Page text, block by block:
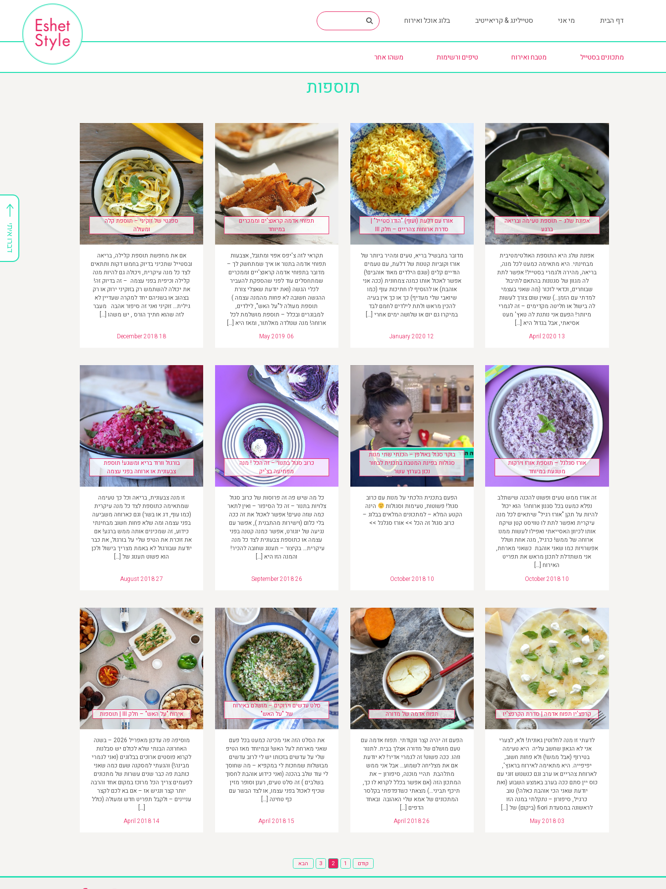
דף הבית מי אני סטיילינג & קריאייטיב בלוג אוכל ואירוח
מתכונים בסטייל מטבח ואירוח טיפים ורשימות משהו אחר
תוספות
אפונת שלג – תוספת טעימה ובריאה
ברגע
אפונת שלג היא התוספת האולטימטיבית
מבחינתי. היא מתאימה כמעט לכל מנה,
בריאה, מהירה ולגמרי בסטייל! אפשר לתת
לה מגוון של סגנונות בהתאם לתיבול
שבוחרים, וכדאי לזכור (מה שאני בעצמי
למדתי עם הזמן…) שאין שום צורך לעשות
לה בישול או חליטה מקדימים – זה לגמרי
מיותר! הפעם אני נותנת לה טאץ' מעט
אסיאתי, אבל בגדול היא […]
April 2020 13
אורז עם דלעת (ועוף) "הודו סטייל" |
סדרת ארוחות צהריים – חלק III
מדובר בתבשיל בריא, טעים ומהיר ביותר של
אורז וקוביות קטנות של דלעת, עם טעמים
הודיים קלים (שגם הילדים מאוד אוהבים!)
אפשר לאכול אותו כמנה צמחונית (ככה אני
אוהבת) או להוסיף לו חתיכות עוף (כמו
שיואבי שלי מעדיף) כך או כך אין בעיה
להכין מראש ולתת לילדים לחמם לבד
במיקרו גם יום או שלושה ימים אחרי […]
January 2020 12
תפוחי אדמה קראנצ'ים וממכרים
במיוחד
תקראי לזה צ'יפס אפוי ומתובל, אצבעות
תפוחי אדמה בתנור או איך שמתחשק לך –
מדובר בתפוחי אדמה קראנצ'יים וממכרים
שמתחסלים עוד לפני שהספקת להעביר
לכלי הגשה (ואת יודעת שאצלי צורת
ההגשה חשובה לא פחות מהמנה עצמה )
תוספת מעולה ל"על האש", לילדים,
למבוגרים ובכלל – תוספת מושלמת לכל
ארוחה! מנה שנולדה מאלתור, ומאז היא […]
May 2019 06
ספגטי של זוקיני – תוספת קלה
ומעולה
אם את מחפשת תוספת קלילה, בריאה
ובסטייל שתכיני בדיוק בחמש דקות ותתאים
לצד כל מנה עיקרית, ויכולה גם להיות מנה
קלילה וכיפית בפני עצמה – זה בדיוק זה!
את יכולה להשתמש רק בזוקיני ירוק או רק
בצהוב או בשניהם יחד למקרה שעדיין לא
גילית… זוקיני ואני זה סיפור אהבה מעבר
לזה שהוא חתיך הורס , יש משהו […]
December 2018 18
אורז סגלגל – תוספת אורז וירקות
משגעת במיוחד
זה אורז ממש טעים ופשוט להכנה שישתלב
נפלא כמעט בכל סגנון ארוחה! הוא יכול
להיות על תקן "אורז רגיל" שיתאים לכל מנה
עיקרית ואפשר לתת לו טוויסט קטן שיקח
אותו לכיוון האסייאתי ואפילו לעשות ממנו
ארוחה של ממש! כרגיל, מנה אחת ושלל
אפשרויות כמו שאני אוהבת כשאני מארחת,
אני משתדלת לתכנן מראש את תפריט
האירוח […]
October 2018 10
בוקר סגול באולפן – הכנתי שתי מנות
סגולות בפינת המטבח בתכנית לבחור
נכון בערוץ עשר
הפעם בתכנית הלכתי על מנות עם כרוב
סגול! פשוטות, טעימות וסגולות
הינה
הקטע המלא – למתכונים המלאים בבלוג –
כרוב סגול זה הכל >> אורז סגלגל >>
October 2018 10
כרוב סגול בתנור – זה הכל ! מנה
מפתיעה בצ'יק
כל מה שיש פה זה פרוסות של כרוב סגול
צלויות בתנור – זה כל הסיפור – ואין לתאר
כמה שזה טעים! אפשר לאכול את זה ככה
בלי כלום (וישירות מהתבנית ), אפשר עם
נגיעה של יוגורט, אפשר כמנה קטנה בפני
עצמה או כתוספת צבעונית לצד כל מנה
עיקרית… בקיצור – תענוג שחובה להכיר!
והמנה הזו היא […]
September 2018 26
בורגול וורוד בריא ומשגע! תוספת
צבעונית או ארוחה בפני עצמה
זו מנה צבעונית, בריאה וכל כך טעימה
שמתאימה כתוספת לצד כל מנה עיקרית
(כמו עוף, דג או בשר) וגם כארוחה משביעה
בפני עצמה ומה שלא פחות חשוב מבחינתי
כידוע, זה שמכינים אותה ממש ברגע! אם
את זוכרת את הטיפ שלי על בורגול, את כבר
יודעת שבורגול לא באמת מצריך בישול ולכן
הוא פשוט תענוג של […]
August 2018 27
קרפצ'יו תפוח אדמה | סדרת הקרפצ'יו
לדעתי זו מנה לחלוטין גאונית! ולא, לצערי
אני לא הגאון שחשב עליה היא טעימה
בטירוף (אבל ממש!) ולא פחות חשוב,
יפיפייה. היא מתאימה לאירוח בראנץ',
לארוחת צהריים או ערב וגם כנשנוש זוגי עם
כוס יין סתם ככה בערב באמצע השבוע (ואת
יודעת שאני הכי אוהבת כאלה!) טוב
כרגיל, סיפורון – נתקלתי במנה הזו
לראשונה במסעדת fiori (ביקום) של […]
May 2018 03
תפוח אדמה של מדורה
הפעם זה יהיה קצר ונקודתי. תפוח אדמה עם
טעם מושלם של מדורה אצלך בבית. לתנור
וזהו. ככה פשוט! זה לגמרי אדיר! לא יודעת
אם את מצליחה לשמוע… אבל אני ממש
מתלהבת תהיי מוכנה, סיפורון – את
המתכון הזה (אם אפשר בכלל לקרוא לו כך,
תיכף תביני…) מצאתי כשדפדפתי בקלסר
המתכונים של אמא שלי האהובה ובאחד
הדפים […]
April 2018 26
סלט עדשים וירוקים – מושלם באירוח
של "על האש"
את הסלט הזה אני מכינה כמעט בכל פעם
שאני מארחת לעל האש! ובמיוחד מאז הטיפ
שלי על עדשים בזכותו יש לי לרוב עדשים
מבושלות שמחכות לי במקפיא – מה שחוסך
לי עוד שלב בהכנה (ואני כידוע אוהבת לחסוך
בשלבים ) זה סלט טעים, רענן וסופר מזין
שכיף לאכול בפני עצמו, או לצד הבשר עם
כף טחינה […]
April 2018 15
אירוח "על האש" – חלק III | תוספות
מוסיפה פה עדכון מאפריל 2026 – בשנה
האחרונה הבנתי שלא לכולם יש סבלנות
לקרוא פוסטים ארוכים בבלוגים (ואני לגמרי
מבינה!) והגעתי למסקנה שעם כמה שאני
כותבת פה כבר שנים עשרות של מתכונים
לפעמים צריך הכל מרוכז במקום אחד והרבה
יותר קצר ונגיש אז – אם בא לכם לקצר
עניינים – ולקבל תפריט חדש ומעולה (כולל
[…]
April 2018 14
Posts
pagination
קודם 1
2
3 הבא
דברו איתי